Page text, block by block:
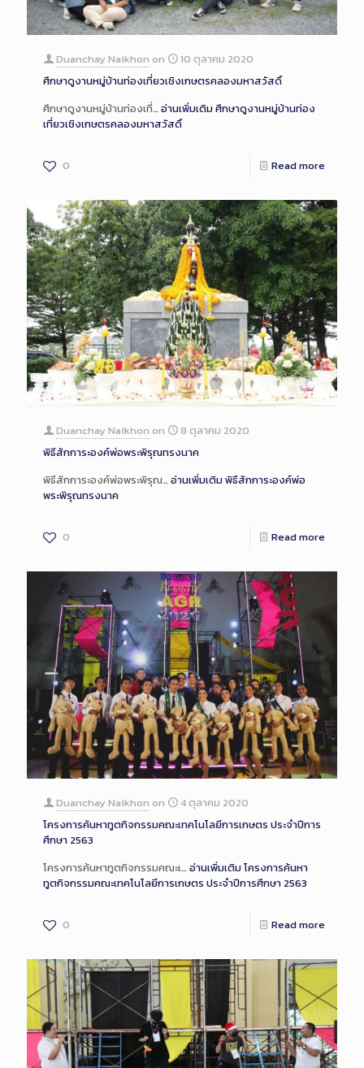
Duanchay Naikhon on
10 ตุลาคม 2020
ศึกษาดูงานหมู่บ้านท่องเที่ยวเชิงเกษตรคลองมหาสวัสดิ์
ศึกษาดูงานหมู่บ้านท่องเที่… อ่านเพิ่มเติมศึกษาดูงานหมู่บ้านท่อง
เที่ยวเชิงเกษตรคลองมหาสวัสดิ์
0 Read more
Duanchay Naikhon on
8 ตุลาคม 2020
พิธีสักการะองค์พ่อพระพิรุณทรงนาค
พิธีสักการะองค์พ่อพระพิรุณ… อ่านเพิ่มเติมพิธีสักการะองค์พ่อ
พระพิรุณทรงนาค
0 Read more
Duanchay Naikhon on
4 ตุลาคม 2020
โครงการค้นหาทูตกิจกรรมคณะเทคโนโลยีการเกษตร ประจำปีการ
ศึกษา 2563
โครงการค้นหาทูตกิจกรรมคณะเ… อ่านเพิ่มเติมโครงการค้นหา
ทูตกิจกรรมคณะเทคโนโลยีการเกษตร ประจำปีการศึกษา 2563
0 Read more